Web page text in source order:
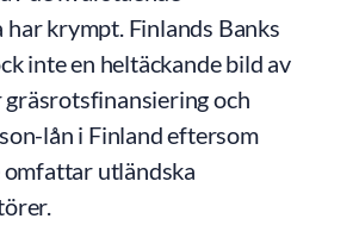
krympt. Finlands Banks
inte en heltäckande bild av
och
lån i Finland eftersom
utländska